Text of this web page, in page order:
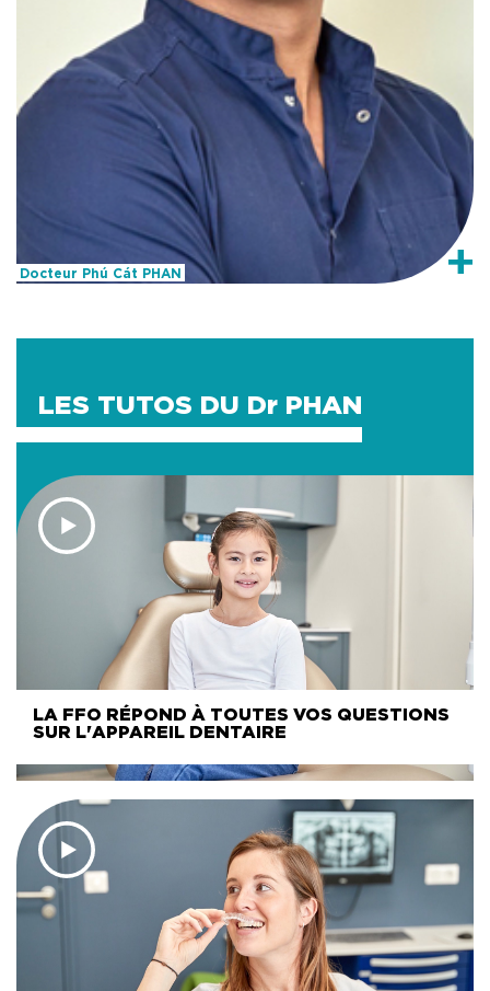
Docteur Phú Cát PHAN +
LES TUTOS DU Dr PHAN
LA FFO RÉPOND À TOUTES VOS QUESTIONS
SUR L'APPAREIL DENTAIRE